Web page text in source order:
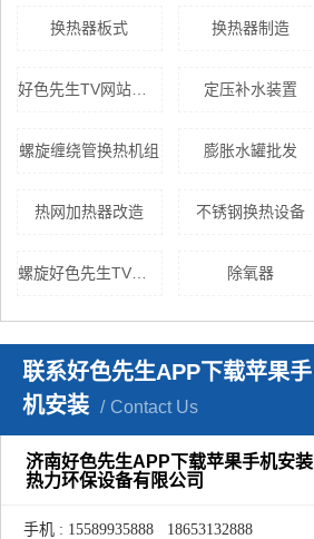
换热器板式 换热器制造
定压补水装置
螺旋缠绕管换热机组 膨胀水罐批发
热网加热器改造 不锈钢换热设备
除氧器
联系好色先生APP下载苹果手
机安装
Contact Us
济南好色先生APP下载苹果手机安装
热力环保设备有限公司
手机 : 15589935888 18653132888